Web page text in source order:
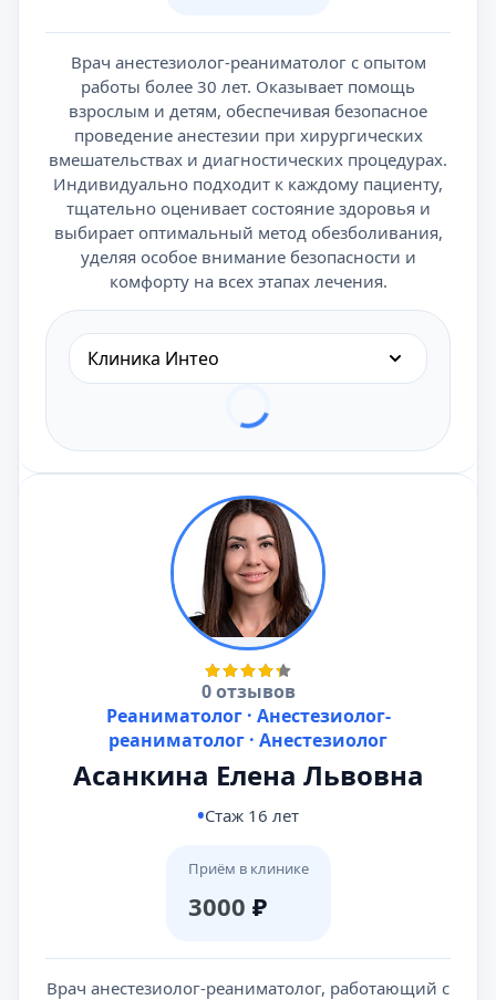
Врач анестезиолог-реаниматолог с опытом
работы более 30 лет. Оказывает помощь
взрослым и детям, обеспечивая безопасное
проведение анестезии при хирургических
вмешательствах и диагностических процедурах.
Индивидуально подходит к каждому пациенту,
тщательно оценивает состояние здоровья и
выбирает оптимальный метод обезболивания,
уделяя особое внимание безопасности и
комфорту на всех этапах лечения.
Клиника Интео
0 отзывов
Реаниматолог · Анестезиолог-
реаниматолог · Анестезиолог
Асанкина Елена Львовна
Стаж 16 лет
Приём в клинике
3000 ₽
Врач анестезиолог-реаниматолог, работающий с